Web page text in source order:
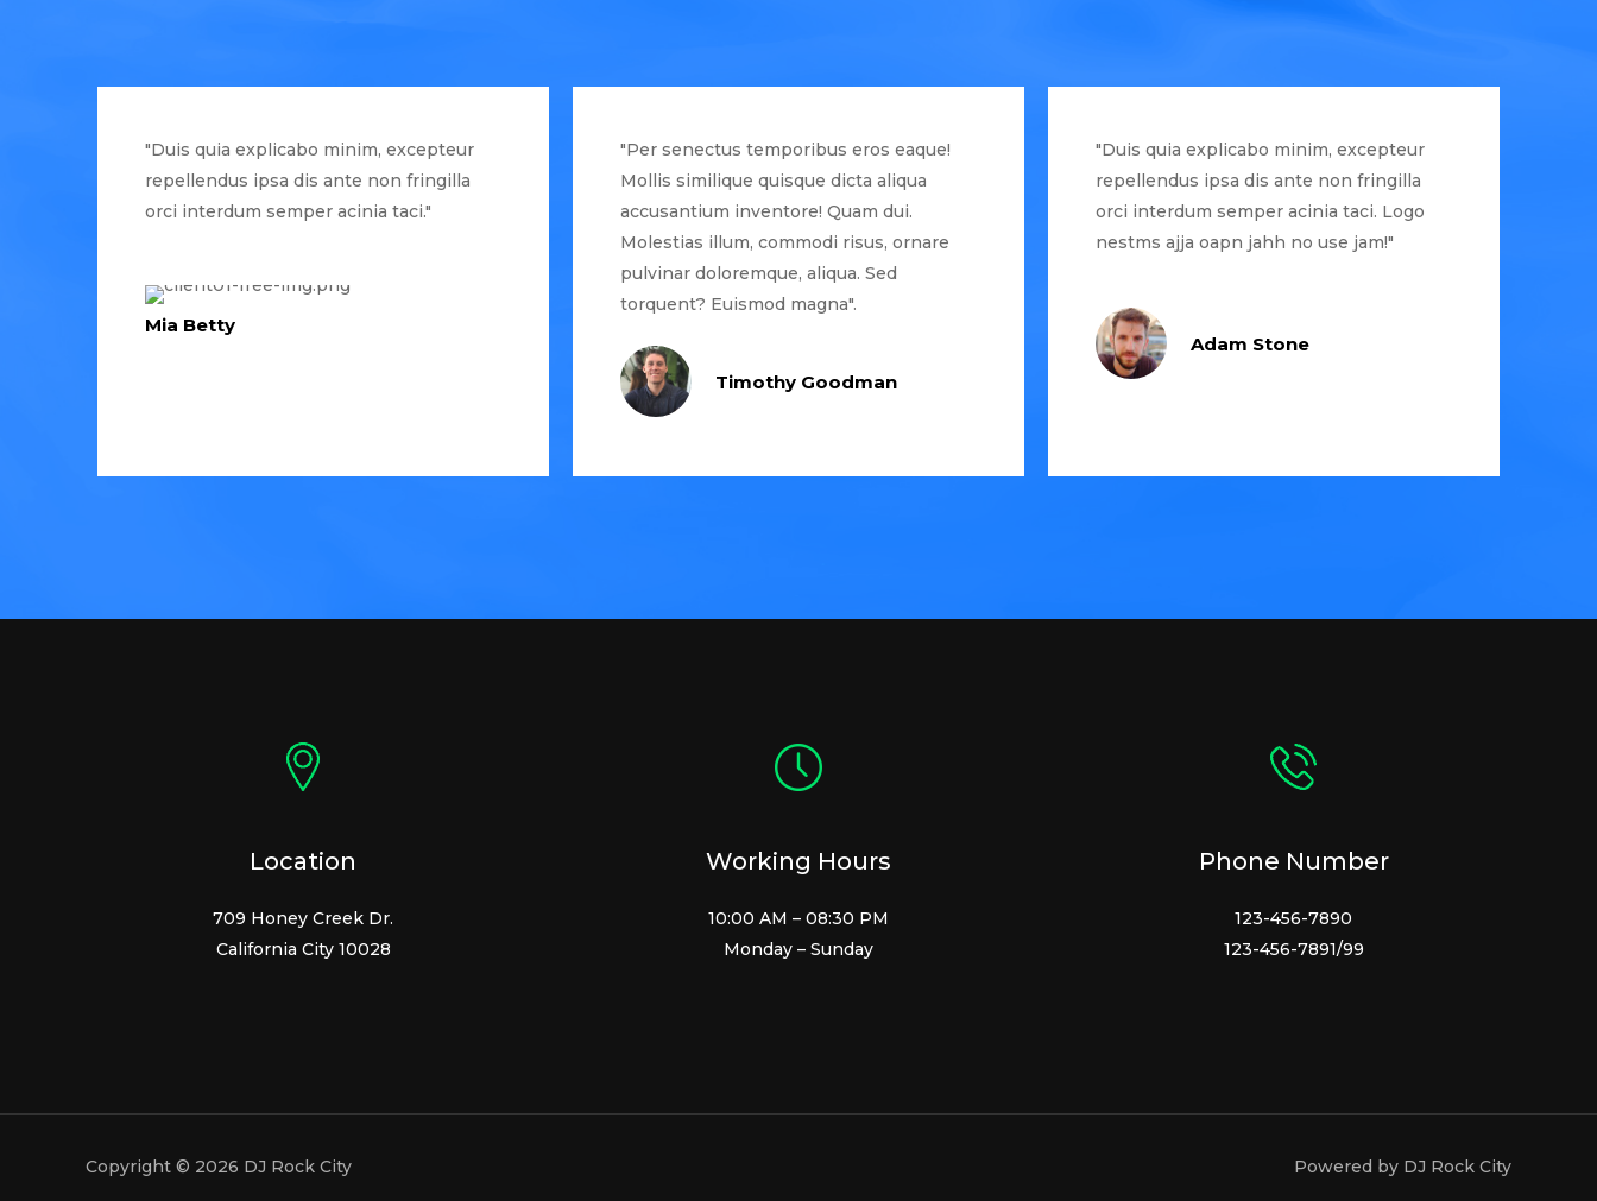
"Duis quia explicabo minim, excepteur
repellendus ipsa dis ante non fringilla
orci interdum semper acinia taci."
Mia Betty
"Per senectus temporibus eros eaque!
Mollis similique quisque dicta aliqua
accusantium inventore! Quam dui.
Molestias illum, commodi risus, ornare
pulvinar doloremque, aliqua. Sed
torquent? Euismod magna".
Timothy Goodman
"Duis quia explicabo minim, excepteur
repellendus ipsa dis ante non fringilla
orci interdum semper acinia taci. Logo
nestms ajja oapn jahh no use jam!"
Adam Stone
Location
709 Honey Creek Dr.
California City 10028
Working Hours
10:00 AM – 08:30 PM
Monday – Sunday
Phone Number
123-456-7890
123-456-7891/99
Copyright © 2026 DJ Rock City Powered by DJ Rock City